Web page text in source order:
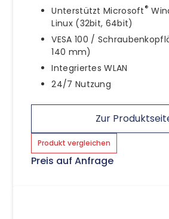
Unterstützt Microsoft®
Linux (32bit, 64bit)
VESA 100 /
140 mm)
Integriertes WLAN
24/7 Nutzung
Zur
Produkt vergleichen
Preis auf Anfrage